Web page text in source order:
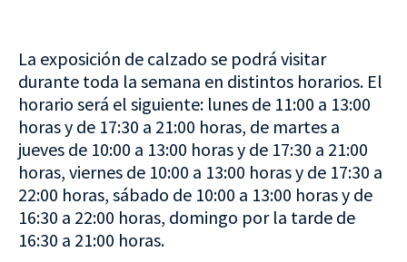
La exposición de calzado se podrá visitar
durante toda la semana en distintos horarios. El
horario será el siguiente: lunes de 11:00 a 13:00
horas y de 17:30 a 21:00 horas, de martes a
jueves de 10:00 a 13:00 horas y de 17:30 a 21:00
horas, viernes de 10:00 a 13:00 horas y de 17:30 a
22:00 horas, sábado de 10:00 a 13:00 horas y de
16:30 a 22:00 horas, domingo por la tarde de
16:30 a 21:00 horas.